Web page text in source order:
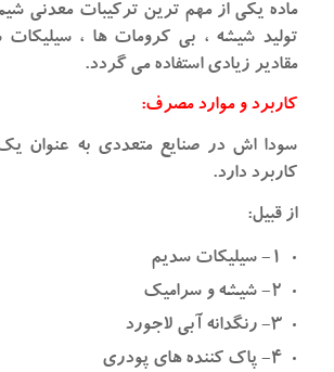
ماده یکی از مهم ترین ترکیبات معدنی
تولید شیشه ، بی کرومات ها ، سیلیکات
مقادیر زیادی استفاده می گردد.
کاربرد و موارد مصرف:
سودا اش در صنایع متعددی به عنوان
کاربرد دارد.
از قبیل:
۱- سیلیکات سدیم
۲- شیشه و سرامیک
۳- رنگدانه آبی لاجورد
۴- پاک کننده های پودری